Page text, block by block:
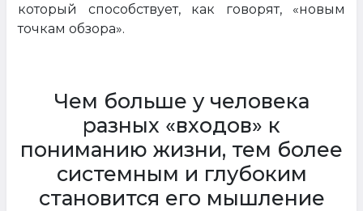
который способствует, как говорят, «новым
точкам обзора».
Чем больше у человека
разных «входов» к
пониманию жизни, тем более
системным и глубоким
становится его мышление